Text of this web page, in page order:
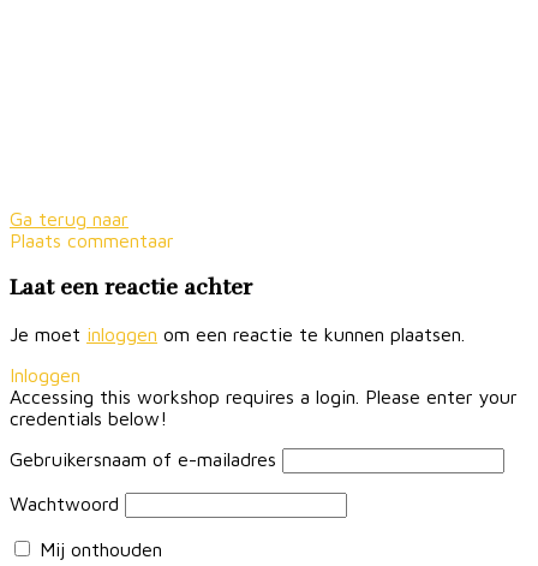
Ga terug naar
Plaats commentaar
Laat een reactie achter
Je moet inloggen om een reactie te kunnen plaatsen.
Inloggen
Accessing this workshop requires a login. Please enter your
credentials below!
Gebruikersnaam of e-mailadres
Wachtwoord
Mij onthouden